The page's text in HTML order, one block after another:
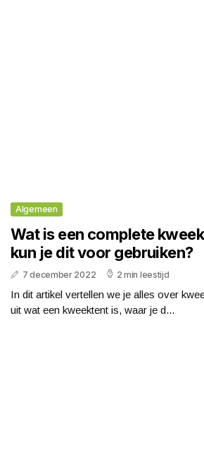
Algemeen
Wat is een complete
kun je dit voor gebruiken?
7 december 2022 2 min leestijd
In dit artikel vertellen we je alles over
uit wat een kweektent is, waar je d...